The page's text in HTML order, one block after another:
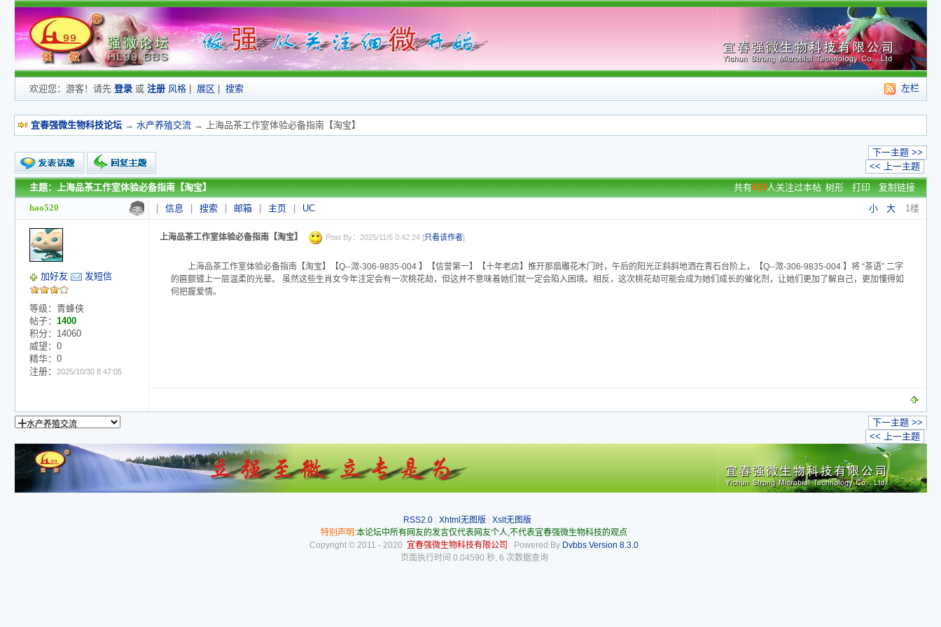
左栏
欢迎您：游客！请先 登录 或 注册 风格 展区 搜索
宜春强微生物科技论坛 →水产养殖交流 → 上海品茶工作室体验必备指南【淘宝】
新的主题
投票帖
交易帖
小字报
下一主题 >>
<< 上一主题
共有619人关注过本帖 树形 打印 复制链接
主题：上海品茶工作室体验必备指南【淘宝】
hao520
小 大 1楼
信息 搜索 邮箱 主页 UC
加好友 发短信
等级：青蜂侠
帖子： 1400
积分：14060
威望：0
精华：0
注册：
2025/10/30 8:47:05
上海品茶工作室体验必备指南【淘宝】 Post By：2025/11/5 0:42:24 [只看该作者]
上海品茶工作室体验必备指南【淘宝】【Q--溦-306-9835-004 】【信誉第一】【十年老店】推开那扇雕花木门时，午后的阳光正斜斜地洒在青石台阶上，【Q--溦-306-9835-004 】将 “茶语” 二字
的匾额镀上一层温柔的光晕。 虽然这些生肖女今年注定会有一次桃花劫，但这并不意味着她们就一定会陷入困境。相反，这次桃花劫可能会成为她们成长的催化剂，让她们更加了解自己，更加懂得如
何把握爱情。
下一主题 >>
<< 上一主题
RSS2.0| Xhtml无图版
Xslt无图版
特别声明:本论坛中所有网友的发言仅代表网友个人,不代表宜春强微生物科技的观点
Copyright © 2011 - 2020 宜春强微生物科技有限公司 Powered By Dvbbs Version 8.3.0
页面执行时间 0.04590 秒, 6 次数据查询